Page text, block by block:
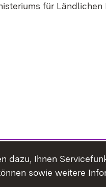
für
dazu, Ihnen
sowie weitere